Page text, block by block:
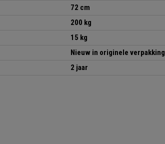
72 cm
200 kg
15 kg
Nieuw in originele verpakking
2 jaar